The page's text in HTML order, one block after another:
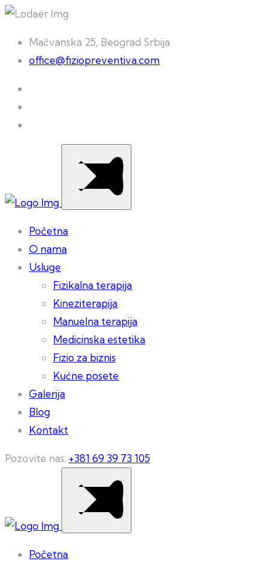
Mačvanska 25, Beograd Srbija
office@fiziopreventiva.com
Početna
O nama
Usluge
Fizikalna terapija
Kineziterapija
Manuelna terapija
Medicinska estetika
Fizio za biznis
Kućne posete
Galerija
Blog
Kontakt
Pozovite nas: +381 69 39 73 105
Početna